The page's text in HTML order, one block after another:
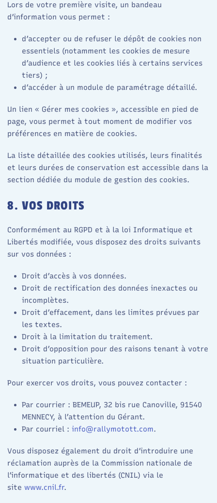
Lors de votre première visite, un bandeau
d’information vous permet :
d’accepter ou de refuser le dépôt de cookies non
essentiels (notamment les cookies de mesure
d’audience et les cookies liés à certains services
tiers) ;
d’accéder à un module de paramétrage détaillé.​
Un lien « Gérer mes cookies », accessible en pied de
page, vous permet à tout moment de modifier vos
préférences en matière de cookies.​
La liste détaillée des cookies utilisés, leurs finalités
et leurs durées de conservation est accessible dans la
section dédiée du module de gestion des cookies.​
8. VOS DROITS
Conformément au RGPD et à la loi Informatique et
Libertés modifiée, vous disposez des droits suivants
sur vos données :
Droit d’accès à vos données.
Droit de rectification des données inexactes ou
incomplètes.
Droit d’effacement, dans les limites prévues par
les textes.
Droit à la limitation du traitement.
Droit d’opposition pour des raisons tenant à votre
situation particulière.
Pour exercer vos droits, vous pouvez contacter :
Par courrier : BEMEUP, 32 bis rue Canoville, 91540
MENNECY, à l’attention du Gérant.
Par courriel : info@rallymotott.com.
Vous disposez également du droit d’introduire une
réclamation auprès de la Commission nationale de
l’informatique et des libertés (CNIL) via le
site www.cnil.fr.​